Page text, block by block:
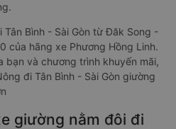
Bình - Sài Gòn từ Đăk Song -
của hãng xe Phương Hồng Linh.
bạn và chương trình khuyến mãi,
đi Tân Bình - Sài Gòn giường
giường nằm đôi đi